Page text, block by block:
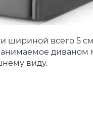
шириной всего 5
диваном
виду.